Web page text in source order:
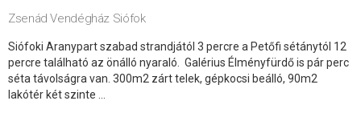
Zsenád Vendégház Siófok
Siófoki Aranypart szabad strandjától 3 percre a Petőfi sétánytól 12
percre található az önálló nyaraló. Galérius Élményfürdő is pár perc
séta távolságra van. 300m2 zárt telek, gépkocsi beálló, 90m2
lakótér két szinte ...